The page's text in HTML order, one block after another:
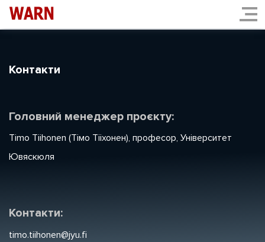
Контакти
Головний менеджер проєкту:
Timo Tiihonen (Тімо Тііхонен), професор, Університет
Ювяскюля
Контакти:
timo.tiihonen@jyu.fi